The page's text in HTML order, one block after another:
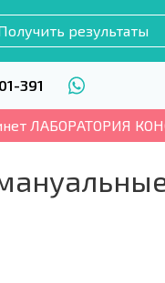
результаты
391
ЛАБОРАТОРИЯ